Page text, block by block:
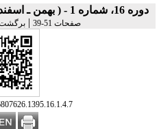
دوره 16، شماره 1 - ( بهمن ـ اسفند 1395 )
صفحات 51-39
|